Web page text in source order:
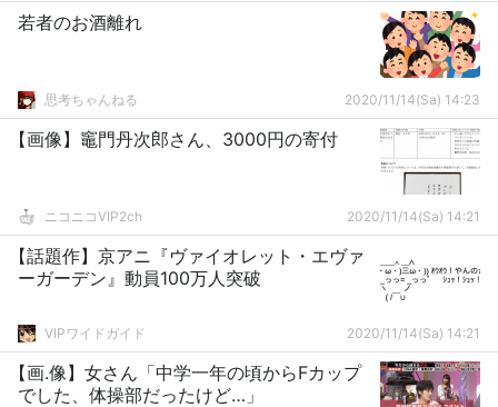
若者のお酒離れ
思考ちゃんねる 2020/11/14(Sa) 14:23
【画像】竈門丹次郎さん、3000円の寄付
ニコニコVIP2ch 2020/11/14(Sa) 14:21
【話題作】京アニ『ヴァイオレット・エヴァ
ーガーデン』動員100万人突破
VIPワイドガイド 2020/11/14(Sa) 14:21
【画.像】女さん「中学一年の頃からFカップ
でした、体操部だったけど…」